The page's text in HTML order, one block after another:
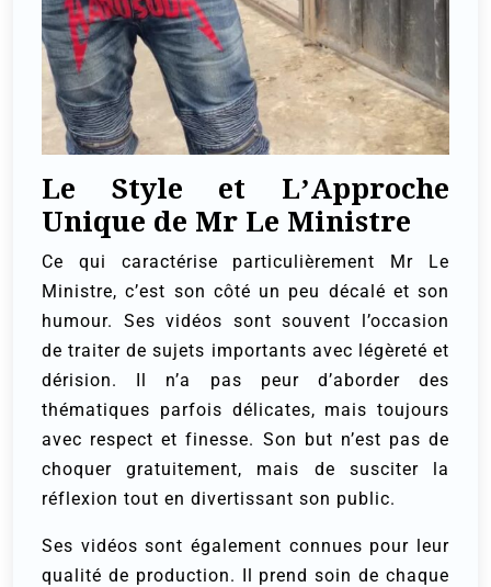
Le Style et L’Approche
Unique de Mr Le Ministre
Ce qui caractérise particulièrement Mr Le
Ministre, c’est son côté un peu décalé et son
humour. Ses vidéos sont souvent l’occasion
de traiter de sujets importants avec légèreté et
dérision. Il n’a pas peur d’aborder des
thématiques parfois délicates, mais toujours
avec respect et finesse. Son but n’est pas de
choquer gratuitement, mais de susciter la
réflexion tout en divertissant son public.
Ses vidéos sont également connues pour leur
qualité de production. Il prend soin de chaque